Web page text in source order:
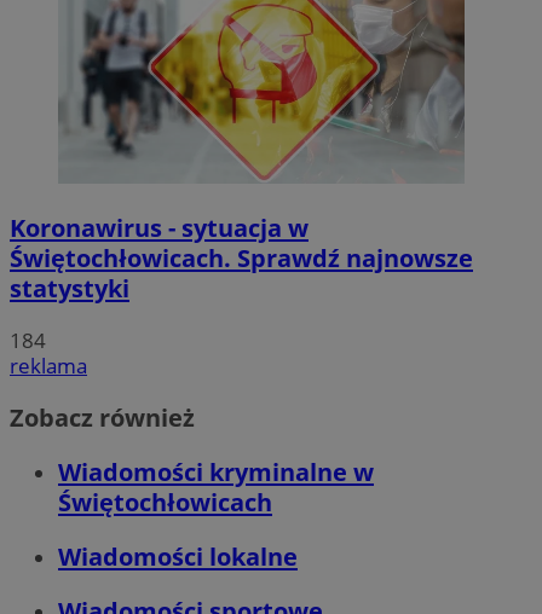
Koronawirus - sytuacja w
Świętochłowicach. Sprawdź najnowsze
statystyki
184
reklama
Zobacz również
Wiadomości kryminalne w
Świętochłowicach
Wiadomości lokalne